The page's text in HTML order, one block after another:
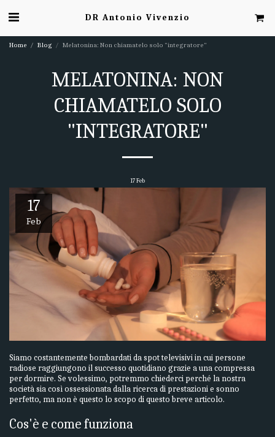
DR Antonio Vivenzio
Home Blog Melatonina: Non chiamatelo solo "integratore"
MELATONINA: NON
CHIAMATELO SOLO
"INTEGRATORE"
17Feb
17
Feb
Siamo costantemente bombardati da spot televisivi in cui persone
radiose raggiungono il successo quotidiano grazie a una compressa
per dormire. Se volessimo, potremmo chiederci perché la nostra
società sia così ossessionata dalla ricerca di prestazioni e sonno
perfetto, ma non è questo lo scopo di questo breve articolo.
Cos'è e come funziona